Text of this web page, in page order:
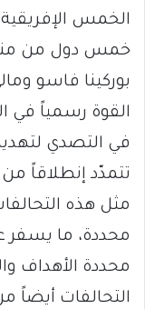
الخمس
خمس دول من
بوركينا فاسو
في التصدي
تتمدّد إنطلاقاً
مثل هذه
محددة، ما يسفر
محددة الأهداف
التحالفات أيضاً